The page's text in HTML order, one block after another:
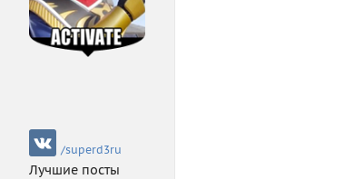
/superd3ru
Лучшие посты